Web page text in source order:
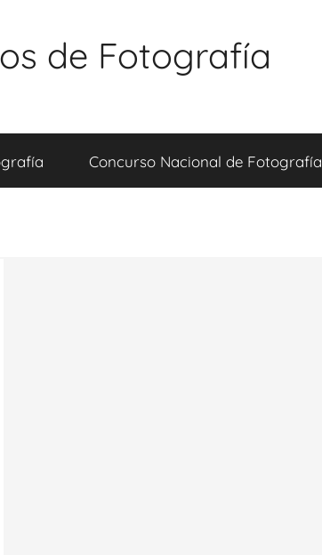
de Fotografía
Concurso Nacional de Fotografía